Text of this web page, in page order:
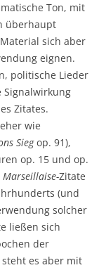
Ton, mit
überhaupt
sich aber
eignen.
politische Lieder
Signalwirkung
Zitates.
wie
Siegop. 91),
op. 15 und op.
Marseillaise-Zitate
(und
solcher
ließen sich
der
es aber mit